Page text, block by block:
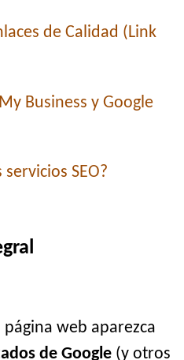
de Calidad (Link
Business y Google
SEO?
web aparezca
de Google (y otros